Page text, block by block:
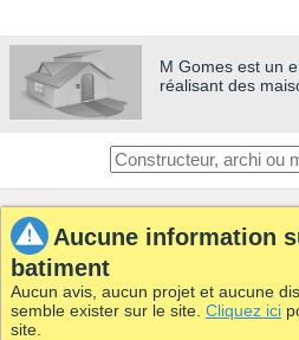
M Gomes est un
réalisant des
Aucune information
batiment
Aucun avis, aucun projet et aucune
semble exister sur le site. Cliquez ici
site.